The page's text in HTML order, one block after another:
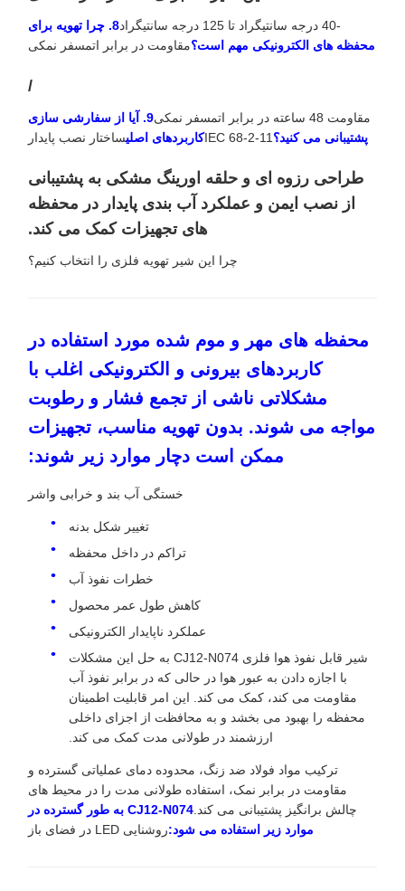
-40 درجه سانتیگراد تا 125 درجه سانتیگراد
8. چرا تهویه برای
محفظه های الکترونیکی مهم است؟مقاومت در برابر اتمسفر نمکی
/
مقاومت 48 ساعته در برابر اتمسفر نمکی
9. آیا از سفارشی سازی
پشتیبانی می کنید؟ IEC 68-2-11کاربردهای اصلیساختار نصب پایدار
طراحی رزوه ای و حلقه اورینگ مشکی به پشتیبانی
از نصب ایمن و عملکرد آب بندی پایدار در محفظه
های تجهیزات کمک می کند.
چرا این شیر تهویه فلزی را انتخاب کنیم؟
محفظه های مهر و موم شده مورد استفاده در
کاربردهای بیرونی و الکترونیکی اغلب با
مشکلاتی ناشی از تجمع فشار و رطوبت
مواجه می شوند. بدون تهویه مناسب، تجهیزات
ممکن است دچار موارد زیر شوند:
خستگی آب بند و خرابی واشر
تغییر شکل بدنه
تراکم در داخل محفظه
خطرات نفوذ آب
کاهش طول عمر محصول
عملکرد ناپایدار الکترونیکی
شیر قابل نفوذ هوا فلزی CJ12-N074 به حل این مشکلات
با اجازه دادن به عبور هوا در حالی که در برابر نفوذ آب
مقاومت می کند، کمک می کند. این امر قابلیت اطمینان
محفظه را بهبود می بخشد و به محافظت از اجزای داخلی
ارزشمند در طولانی مدت کمک می کند.
ترکیب مواد فولاد ضد زنگ، محدوده دمای عملیاتی گسترده و
مقاومت در برابر نمک، استفاده طولانی مدت را در محیط های
چالش برانگیز پشتیبانی می کند.
CJ12-N074 به طور گسترده در
موارد زیر استفاده می شود:روشنایی LED در فضای باز